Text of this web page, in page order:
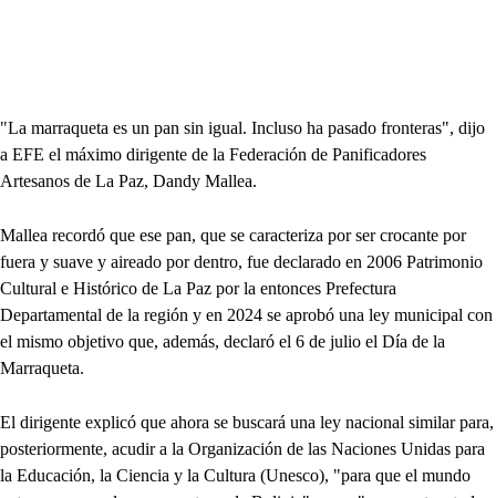
"La marraqueta es un pan sin igual. Incluso ha pasado fronteras", dijo
a EFE el máximo dirigente de la Federación de Panificadores
Artesanos de La Paz, Dandy Mallea.
Mallea recordó que ese pan, que se caracteriza por ser crocante por
fuera y suave y aireado por dentro, fue declarado en 2006 Patrimonio
Cultural e Histórico de La Paz por la entonces Prefectura
Departamental de la región y en 2024 se aprobó una ley municipal con
el mismo objetivo que, además, declaró el 6 de julio el Día de la
Marraqueta.
El dirigente explicó que ahora se buscará una ley nacional similar para,
posteriormente, acudir a la Organización de las Naciones Unidas para
la Educación, la Ciencia y la Cultura (Unesco), "para que el mundo